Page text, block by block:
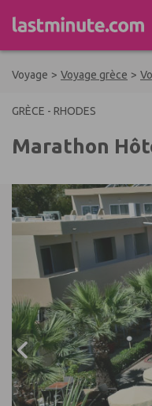
Voyage > Voyage grèce >
GRÈCE - RHODES
Marathon